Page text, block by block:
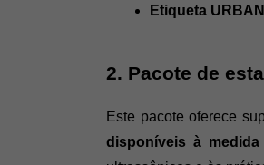
Etiqueta
2. Pacote de
Este pacote oferece
disponíveis à